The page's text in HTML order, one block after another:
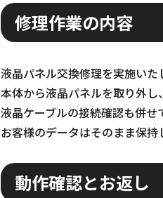
修理作業の内容
液晶パネル交換修理を実施いた
本体から液晶パネルを取り外し
液晶ケーブルの接続確認も併せ
お客様のデータはそのまま保持
動作確認とお返し